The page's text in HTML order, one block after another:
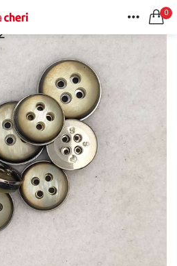
0
ACCOUNT
REGISTRATI
dimenticata?
(46)